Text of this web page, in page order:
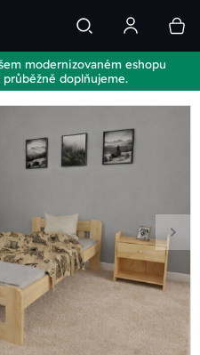
modernizovaném eshopu
doplňujeme.